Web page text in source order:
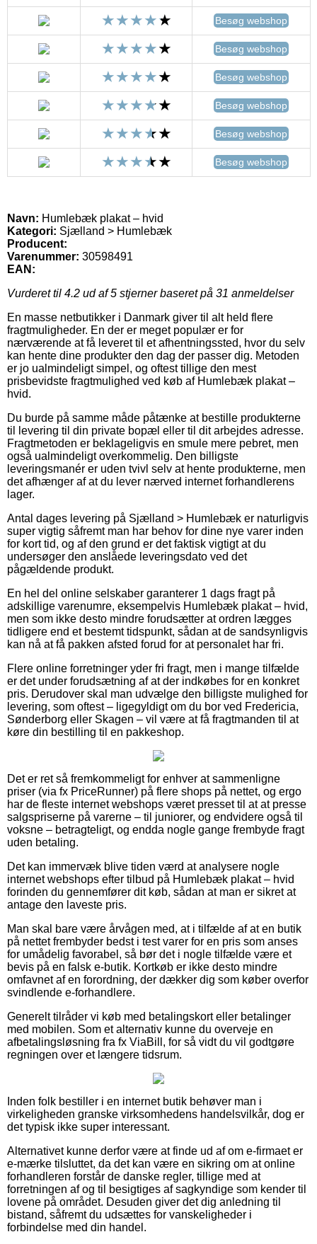
Besøg webshop
Besøg webshop
Besøg webshop
Besøg webshop
Besøg webshop
Besøg webshop
Navn: Humlebæk plakat – hvid
Kategori: Sjælland > Humlebæk
Producent:
Varenummer: 30598491
EAN:
Vurderet til 4.2 ud af 5 stjerner baseret på 31 anmeldelser
En masse netbutikker i Danmark giver til alt held flere
fragtmuligheder. En der er meget populær er for
nærværende at få leveret til et afhentningssted, hvor du selv
kan hente dine produkter den dag der passer dig. Metoden
er jo ualmindeligt simpel, og oftest tillige den mest
prisbevidste fragtmulighed ved køb af Humlebæk plakat –
hvid.
Du burde på samme måde påtænke at bestille produkterne
til levering til din private bopæl eller til dit arbejdes adresse.
Fragtmetoden er beklageligvis en smule mere pebret, men
også ualmindeligt overkommelig. Den billigste
leveringsmanér er uden tvivl selv at hente produkterne, men
det afhænger af at du lever nærved internet forhandlerens
lager.
Antal dages levering på Sjælland > Humlebæk er naturligvis
super vigtig såfremt man har behov for dine nye varer inden
for kort tid, og af den grund er det faktisk vigtigt at du
undersøger den anslåede leveringsdato ved det
pågældende produkt.
En hel del online selskaber garanterer 1 dags fragt på
adskillige varenumre, eksempelvis Humlebæk plakat – hvid,
men som ikke desto mindre forudsætter at ordren lægges
tidligere end et bestemt tidspunkt, sådan at de sandsynligvis
kan nå at få pakken afsted forud for at personalet har fri.
Flere online forretninger yder fri fragt, men i mange tilfælde
er det under forudsætning af at der indkøbes for en konkret
pris. Derudover skal man udvælge den billigste mulighed for
levering, som oftest – ligegyldigt om du bor ved Fredericia,
Sønderborg eller Skagen – vil være at få fragtmanden til at
køre din bestilling til en pakkeshop.
Det er ret så fremkommeligt for enhver at sammenligne
priser (via fx PriceRunner) på flere shops på nettet, og ergo
har de fleste internet webshops været presset til at at presse
salgspriserne på varerne – til juniorer, og endvidere også til
voksne – betragteligt, og endda nogle gange frembyde fragt
uden betaling.
Det kan immervæk blive tiden værd at analysere nogle
internet webshops efter tilbud på Humlebæk plakat – hvid
forinden du gennemfører dit køb, sådan at man er sikret at
antage den laveste pris.
Man skal bare være årvågen med, at i tilfælde af at en butik
på nettet frembyder bedst i test varer for en pris som anses
for umådelig favorabel, så bør det i nogle tilfælde være et
bevis på en falsk e-butik. Kortkøb er ikke desto mindre
omfavnet af en forordning, der dækker dig som køber overfor
svindlende e-forhandlere.
Generelt tilråder vi køb med betalingskort eller betalinger
med mobilen. Som et alternativ kunne du overveje en
afbetalingsløsning fra fx ViaBill, for så vidt du vil godtgøre
regningen over et længere tidsrum.
Inden folk bestiller i en internet butik behøver man i
virkeligheden granske virksomhedens handelsvilkår, dog er
det typisk ikke super interessant.
Alternativet kunne derfor være at finde ud af om e-firmaet er
e-mærke tilsluttet, da det kan være en sikring om at online
forhandleren forstår de danske regler, tillige med at
forretningen af og til besigtiges af sagkyndige som kender til
lovene på området. Desuden giver det dig anledning til
bistand, såfremt du udsættes for vanskeligheder i
forbindelse med din handel.